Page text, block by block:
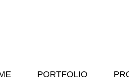
PORTFOLIO